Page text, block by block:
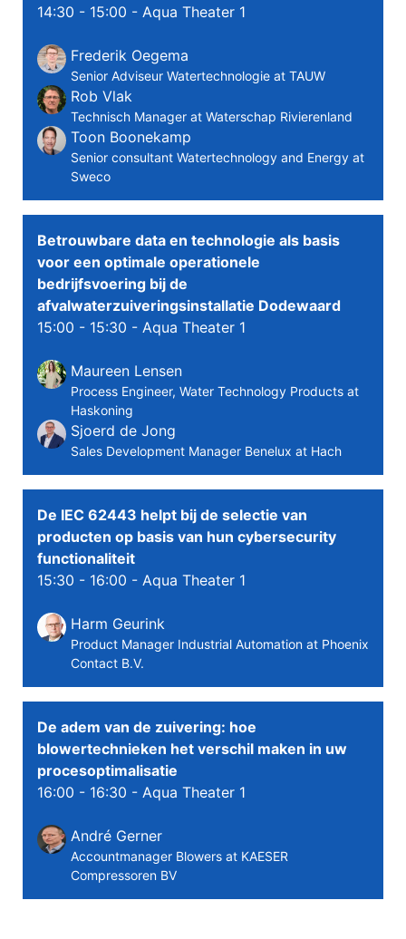
14:30 - 15:00 - Aqua Theater 1
Frederik Oegema
Senior Adviseur Watertechnologie at TAUW
Rob Vlak
Technisch Manager at Waterschap Rivierenland
Toon Boonekamp
Senior consultant Watertechnology and Energy at
Sweco
Betrouwbare data en technologie als basis
voor een optimale operationele
bedrijfsvoering bij de
afvalwaterzuiveringsinstallatie Dodewaard
15:00 - 15:30 - Aqua Theater 1
Maureen Lensen
Process Engineer, Water Technology Products at
Haskoning
Sjoerd de Jong
Sales Development Manager Benelux at Hach
De IEC 62443 helpt bij de selectie van
producten op basis van hun cybersecurity
functionaliteit
15:30 - 16:00 - Aqua Theater 1
Harm Geurink
Product Manager Industrial Automation at Phoenix
Contact B.V.
De adem van de zuivering: hoe
blowertechnieken het verschil maken in uw
procesoptimalisatie
16:00 - 16:30 - Aqua Theater 1
André Gerner
Accountmanager Blowers at KAESER
Compressoren BV